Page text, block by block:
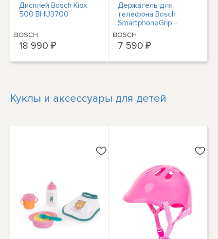
Дисплей Bosch Kiox
500 BHU3700
BOSCH
18 990 ₽
Держатель для
телефона Bosch
SmartphoneGrip -
BSP3200
BOSCH
7 590 ₽
Куклы и аксессуары для детей